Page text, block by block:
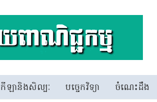
កីឡានិងសិល្បៈ បច្ចេកវិទ្យា ចំណេះដឹង